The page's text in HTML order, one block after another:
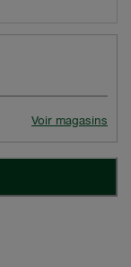
Voir magasins